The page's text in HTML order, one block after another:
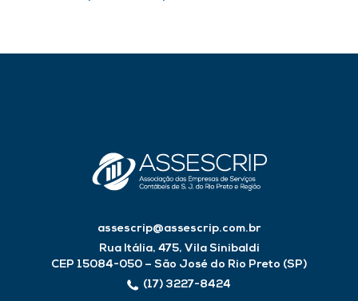
assescrip@assescrip.com.br
Rua Itália, 475, Vila Sinibaldi
CEP 15084-050 – São José do Rio Preto (SP)
(17) 3227-8424